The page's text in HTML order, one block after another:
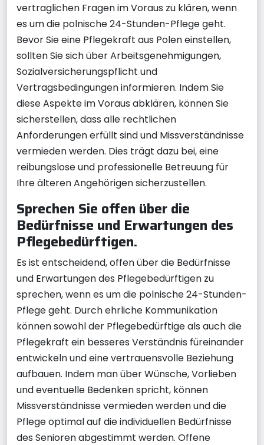
vertraglichen Fragen im Voraus zu klären, wenn
es um die polnische 24-Stunden-Pflege geht.
Bevor Sie eine Pflegekraft aus Polen einstellen,
sollten Sie sich über Arbeitsgenehmigungen,
Sozialversicherungspflicht und
Vertragsbedingungen informieren. Indem Sie
diese Aspekte im Voraus abklären, können Sie
sicherstellen, dass alle rechtlichen
Anforderungen erfüllt sind und Missverständnisse
vermieden werden. Dies trägt dazu bei, eine
reibungslose und professionelle Betreuung für
Ihre älteren Angehörigen sicherzustellen.
Sprechen Sie offen über die
Bedürfnisse und Erwartungen des
Pflegebedürftigen.
Es ist entscheidend, offen über die Bedürfnisse
und Erwartungen des Pflegebedürftigen zu
sprechen, wenn es um die polnische 24-Stunden-
Pflege geht. Durch ehrliche Kommunikation
können sowohl der Pflegebedürftige als auch die
Pflegekraft ein besseres Verständnis füreinander
entwickeln und eine vertrauensvolle Beziehung
aufbauen. Indem man über Wünsche, Vorlieben
und eventuelle Bedenken spricht, können
Missverständnisse vermieden werden und die
Pflege optimal auf die individuellen Bedürfnisse
des Senioren abgestimmt werden. Offene